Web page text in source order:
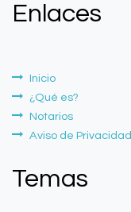
Enlaces
Inicio
¿Qué es?
Notarios
Aviso de Privacidad
Temas